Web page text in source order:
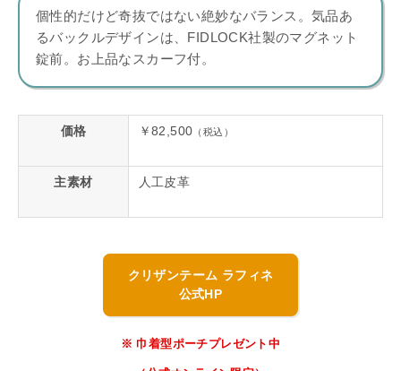
個性的だけど奇抜ではない絶妙なバランス。気品あ
るバックルデザインは、FIDLOCK社製のマグネット
錠前。お上品なスカーフ付。
価格 ￥82,500 （税込）
主素材 人工皮革
クリザンテーム ラフィネ
公式HP
※ 巾着型ポーチプレゼント中